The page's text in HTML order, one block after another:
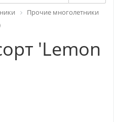
Прочие многолетники
'Lemon